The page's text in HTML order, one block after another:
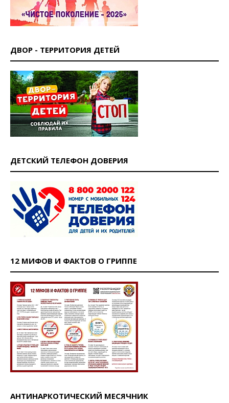
ДВОР - ТЕРРИТОРИЯ ДЕТЕЙ
ДЕТСКИЙ ТЕЛЕФОН ДОВЕРИЯ
12 МИФОВ И ФАКТОВ О ГРИППЕ
АНТИНАРКОТИЧЕСКИЙ МЕСЯЧНИК